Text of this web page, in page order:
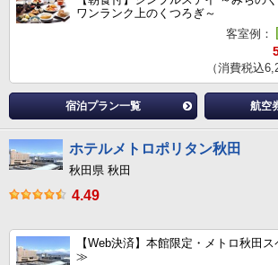
ワンランク上のくつろぎ～
客室例：
（消費税込
宿泊プラン一覧 航空
ホテルメトロポリタン秋田
秋田県 秋田
4.49
【Web決済】本館限定・メトロ秋田
≫